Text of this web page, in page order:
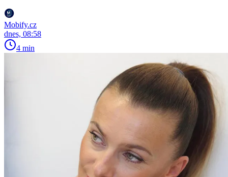
Mobify.cz
dnes, 08:58
4 min